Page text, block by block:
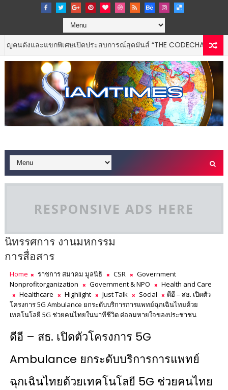
เศษเปิดประสบการณ์สุดมันส์ “THE CODECHAOS EXPERIENCE –
RESPONSIVE ADS HERE
นิทรรศการ งานมหกรรม
การสื่อสาร
Home ราชการ สมาคม มูลนิธิ CSR
Government
Nonprofitorganization
Government & NPO
Health and Care
Healthcare
Highlight Just Talk Social
ดีอี – สธ. เปิดตัว
โครงการ 5G Ambulance ยกระดับบริการการแพทย์ฉุกเฉินไทยด้วย
เทคโนโลยี 5G ช่วยคนไทยในนาทีชีวิต ต่อลมหายใจของประชาชน
ดีอี – สธ. เปิดตัวโครงการ 5G
Ambulance ยกระดับบริการการแพทย์
ฉุกเฉินไทยด้วยเทคโนโลยี 5G ช่วยคนไทย